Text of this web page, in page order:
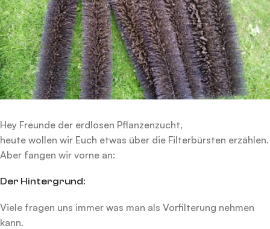
Hey Freunde der erdlosen Pflanzenzucht,
heute wollen wir Euch etwas über die Filterbürsten erzählen.
Aber fangen wir vorne an:
Der Hintergrund:
Viele fragen uns immer was man als Vorfilterung nehmen
kann.